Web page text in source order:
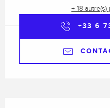
+ 18 autre(s)
+33 6